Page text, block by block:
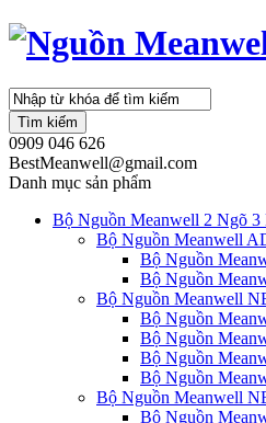
Tìm kiếm
0909 046 626
BestMeanwell@gmail.com
Danh mục sản phẩm
Bộ Nguồn Meanwell 2 Ngõ
Bộ Nguồn Meanwell
Bộ Nguồn
Bộ Nguồn
Bộ Nguồn Meanwell
Bộ Nguồn
Bộ Nguồn
Bộ Nguồn
Bộ Nguồn
Bộ Nguồn Meanwell
Bộ Nguồn